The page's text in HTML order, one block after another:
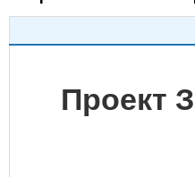
Проект